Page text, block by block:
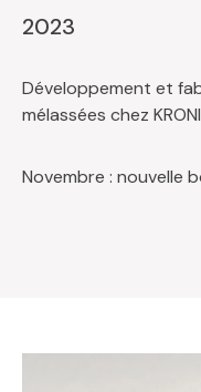
2023
Développement et
mélassées chez KRONI
Novembre : nouvelle